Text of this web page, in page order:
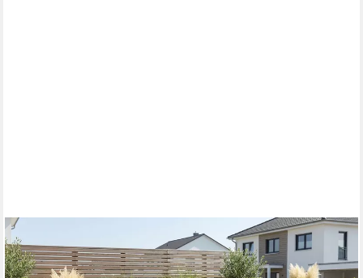
KONIFERA
Gartenlounge-Set »Miami«, (Set, 22-tlg., 3x 3er Sofabank, Tisch
66x120x74 cm, 2 Hocker, inkl. Auflagen), Stahl/Polyrattan